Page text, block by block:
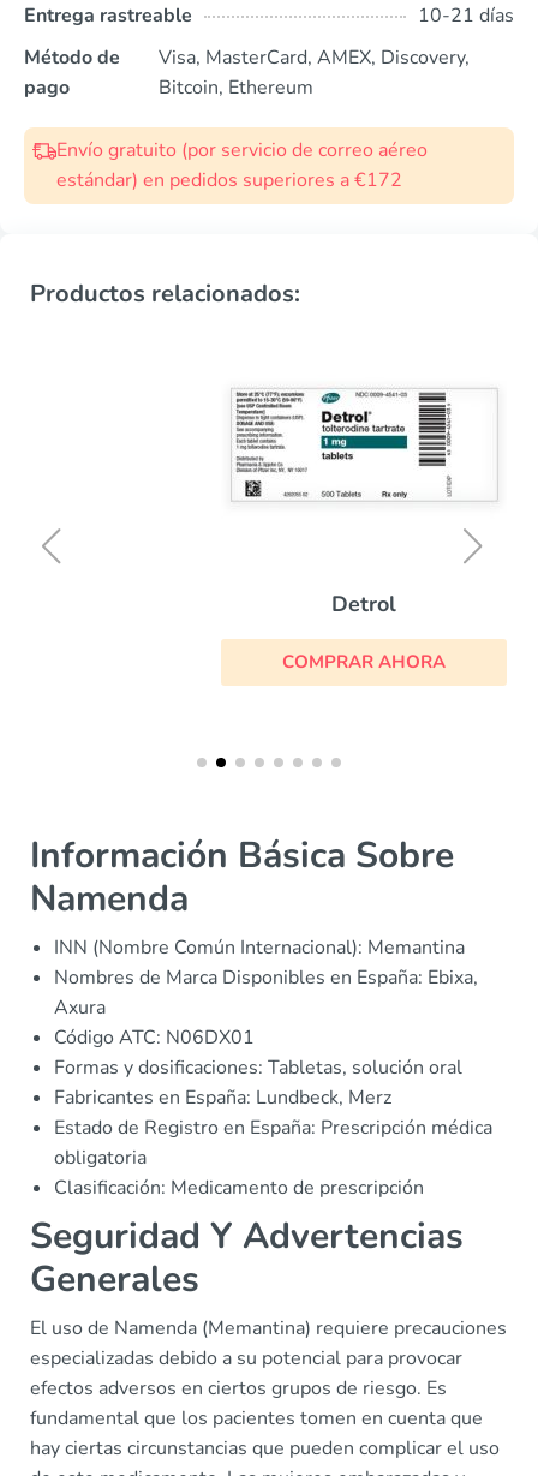
Entrega rastreable
10-21 días
Método de
pago
Visa, MasterCard, AMEX, Discovery,
Bitcoin, Ethereum
Envío gratuito (por servicio de correo aéreo
estándar) en pedidos superiores a €172
Productos relacionados:
COMPRAR AHORA
Información Básica Sobre
Namenda
INN (Nombre Común Internacional): Memantina
Nombres de Marca Disponibles en España: Ebixa,
Axura
Código ATC: N06DX01
Formas y dosificaciones: Tabletas, solución oral
Fabricantes en España: Lundbeck, Merz
Estado de Registro en España: Prescripción médica
obligatoria
Clasificación: Medicamento de prescripción
Seguridad Y Advertencias
Generales
El uso de Namenda (Memantina) requiere precauciones
especializadas debido a su potencial para provocar
efectos adversos en ciertos grupos de riesgo. Es
fundamental que los pacientes tomen en cuenta que
hay ciertas circunstancias que pueden complicar el uso